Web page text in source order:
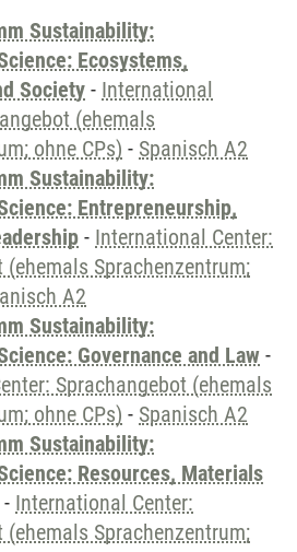
Sustainability:
Ecosystems,
Society - International
(ehemals
ohne CPs) - Spanisch A2
Sustainability:
Entrepreneurship,
- International Center:
(ehemals Sprachenzentrum;
A2
Sustainability:
Governance and Law -
Sprachangebot (ehemals
ohne CPs) - Spanisch A2
Sustainability:
Resources, Materials
- International Center:
(ehemals Sprachenzentrum;